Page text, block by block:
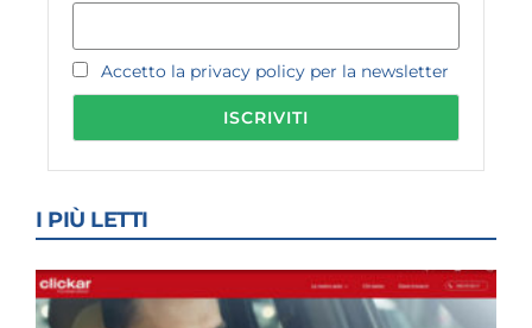
Accetto la privacy policy per la newsletter
I PIÙ LETTI